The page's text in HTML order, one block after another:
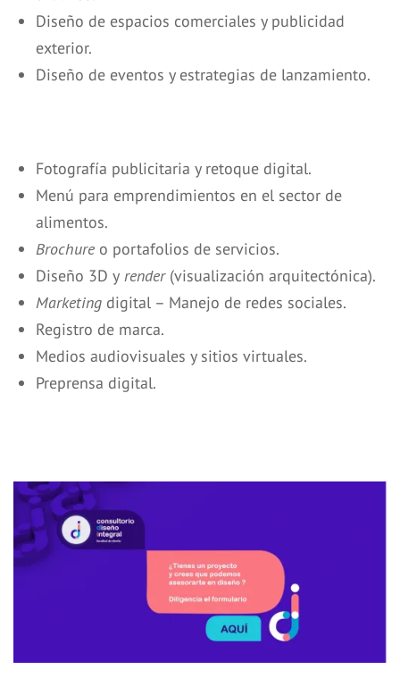
Diseño de espacios comerciales y publicidad
exterior.
Diseño de eventos y estrategias de lanzamiento.
Fotografía publicitaria y retoque digital.
Menú para emprendimientos en el sector de
alimentos.
Brochure o portafolios de servicios.
Diseño 3D y render(visualización arquitectónica).
Marketing digital – Manejo de redes sociales.
Registro de marca.
Medios audiovisuales y sitios virtuales.
Preprensa digital.